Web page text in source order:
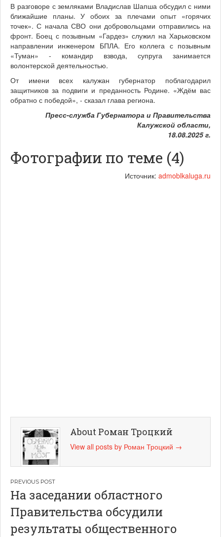
В разговоре с земляками Владислав Шапша обсудил с ними
ближайшие планы. У обоих за плечами опыт «горячих
точек». С начала СВО они добровольцами отправились на
фронт. Боец с позывным «Гардез» служил на Харьковском
направлении инженером БПЛА. Его коллега с позывным
«Туман» - командир взвода, супруга занимается
волонтерской деятельностью.
От имени всех калужан губернатор поблагодарил
защитников за подвиги и преданность Родине. «Ждём вас
обратно с победой», - сказал глава региона.
Пресс-служба Губернатора и Правительства
Калужской области,
18.08.2025 г.
Фотографии по теме (4)
Источник: admoblkaluga.ru
About Роман Троцкий
View all posts by Роман Троцкий →
Навигация
по
записям
На заседании областного
Правительства обсудили
результаты общественного